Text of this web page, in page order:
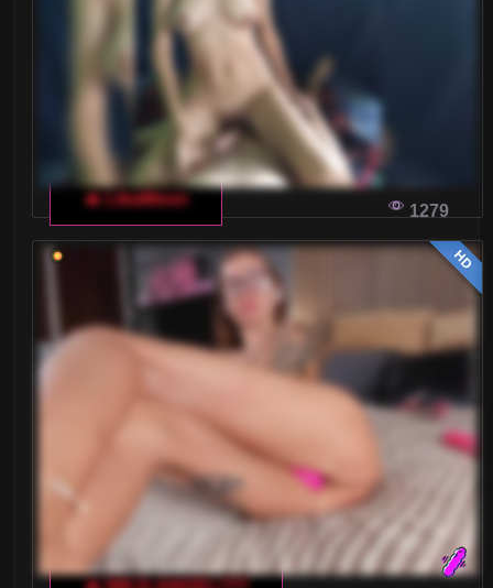
Studentki
Umięśnione
Wielkie Cyce
Wielkie Piersi
Wytrysk kobiecy
XXL
Zabawa analna
Średnie cyce
EKSCYTUJĄCE TEMATY DLA PRYWATNEGO
🔥 LikaMoon
1279
HD